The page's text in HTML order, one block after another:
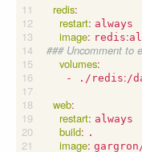
redis:
restart: always
image: redis:
### Uncomment to
volumes:
- ./redis: /
web:
restart: always
build: .
image: